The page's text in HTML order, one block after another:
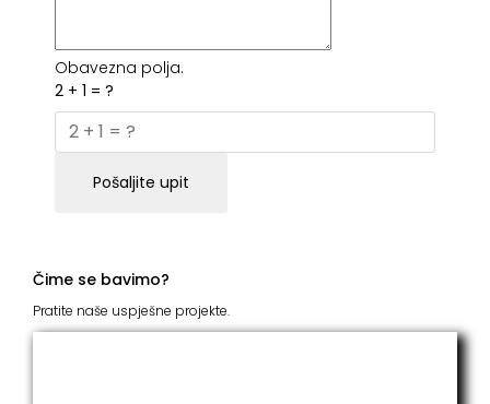
Obavezna polja.
2 + 1 = ?
Pošaljite upit
Čime se bavimo?
Pratite naše uspješne projekte.